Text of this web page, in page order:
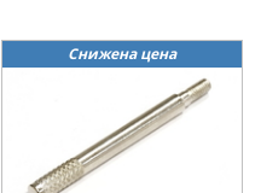
Снижена цена